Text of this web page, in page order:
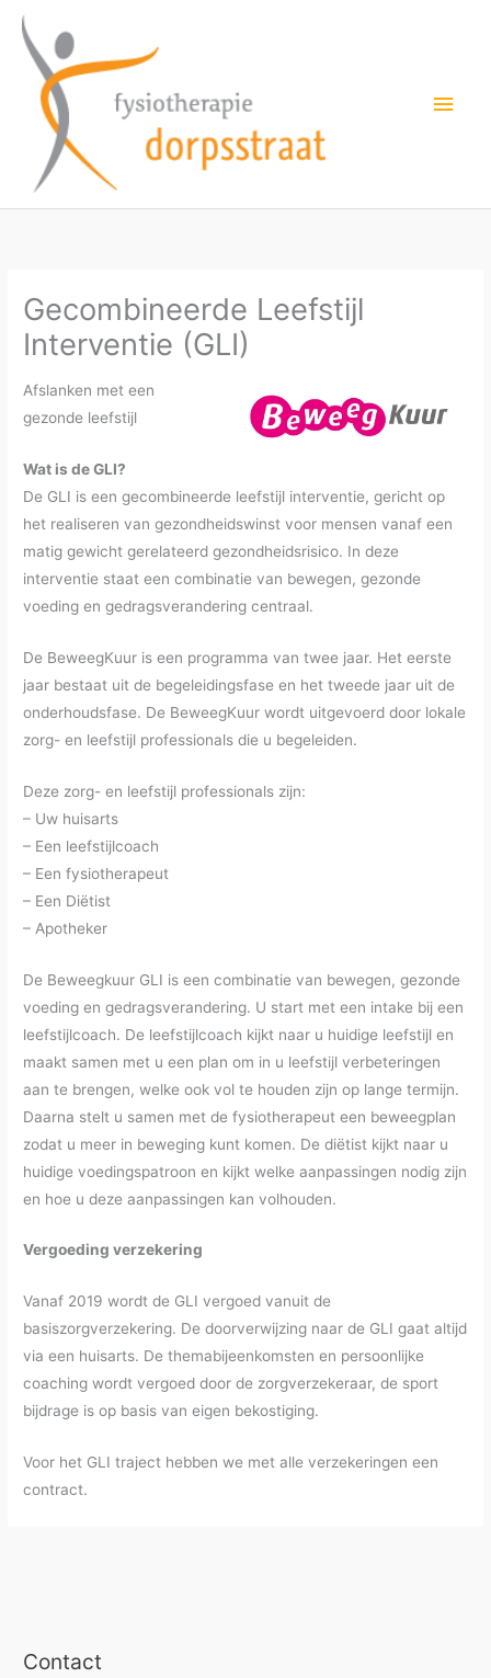
naar
inhoud
Gecombineerde Leefstijl
Interventie (GLI)
Afslanken met een
gezonde leefstijl
Wat is de GLI?
De GLI is een gecombineerde leefstijl interventie, gericht op
het realiseren van gezondheidswinst voor mensen vanaf een
matig gewicht gerelateerd gezondheidsrisico. In deze
interventie staat een combinatie van bewegen, gezonde
voeding en gedragsverandering centraal.
De BeweegKuur is een programma van twee jaar. Het eerste
jaar bestaat uit de begeleidingsfase en het tweede jaar uit de
onderhoudsfase. De BeweegKuur wordt uitgevoerd door lokale
zorg- en leefstijl professionals die u begeleiden.
Deze zorg- en leefstijl professionals zijn:
– Uw huisarts
– Een leefstijlcoach
– Een fysiotherapeut
– Een Diëtist
– Apotheker
De Beweegkuur GLI is een combinatie van bewegen, gezonde
voeding en gedragsverandering. U start met een intake bij een
leefstijlcoach. De leefstijlcoach kijkt naar u huidige leefstijl en
maakt samen met u een plan om in u leefstijl verbeteringen
aan te brengen, welke ook vol te houden zijn op lange termijn.
Daarna stelt u samen met de fysiotherapeut een beweegplan
zodat u meer in beweging kunt komen. De diëtist kijkt naar u
huidige voedingspatroon en kijkt welke aanpassingen nodig zijn
en hoe u deze aanpassingen kan volhouden.
Vergoeding verzekering
Vanaf 2019 wordt de GLI vergoed vanuit de
basiszorgverzekering. De doorverwijzing naar de GLI gaat altijd
via een huisarts. De themabijeenkomsten en persoonlijke
coaching wordt vergoed door de zorgverzekeraar, de sport
bijdrage is op basis van eigen bekostiging.
Voor het GLI traject hebben we met alle verzekeringen een
contract.
Contact